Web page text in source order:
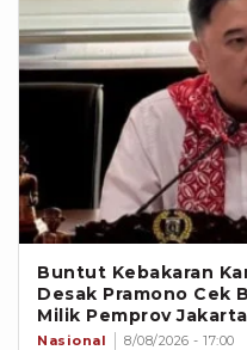
Buntut Kebakaran
Desak Pramono Cek
Milik Pemprov Jakarta
Nasional 8/08/2026 - 17:00